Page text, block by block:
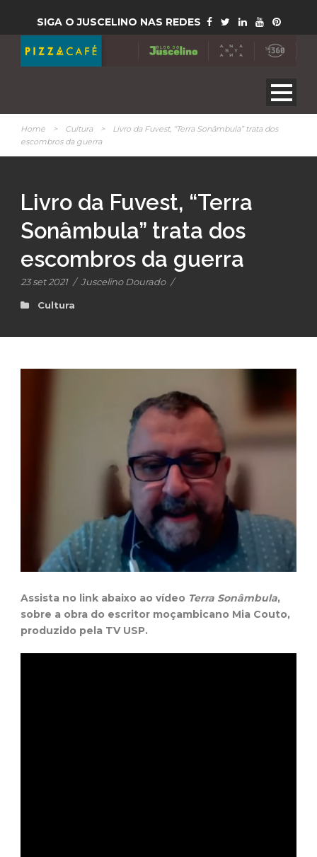
SIGA O JUSCELINO NAS REDES
Home > Cultura >
Livro da Fuvest, “Terra Sonâmbula” trata dos
escombros da guerra
Livro da Fuvest, “Terra
Sonâmbula” trata dos
escombros da guerra
23 set 2021 / Juscelino Dourado /
Cultura
Assista no link abaixo ao vídeo Terra Sonâmbula,
sobre a obra do escritor moçambicano Mia Couto,
produzido pela TV USP.